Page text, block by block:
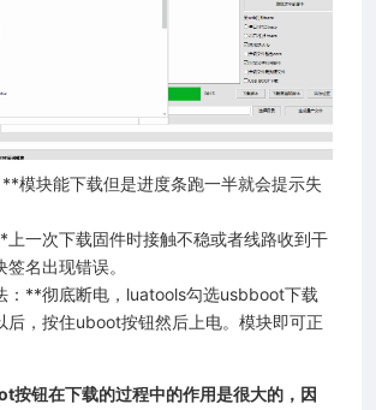
模块能下载但是进度条跑一半就会提示失
一次下载固件时接触不稳或者线路收到干
名出现错误。
：**彻底断电，luatools勾选usbboot下载
后，按住uboot按钮然后上电。模块即可正
按钮在下载的过程中的作用是很大的，因